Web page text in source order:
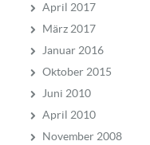
April 2017
März 2017
Januar 2016
Oktober 2015
Juni 2010
April 2010
November 2008